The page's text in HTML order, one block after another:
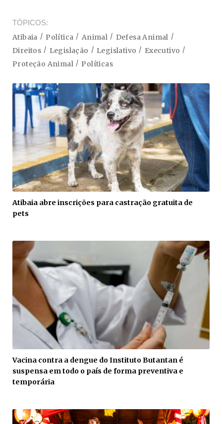
TÓPICOS
Atibaia Política Animal
Defesa Animal
Direitos
Legislação Legislativo
Executivo
Proteção Animal
Políticas
Atibaia abre inscrições para castração gratuita de
pets
Vacina contra a dengue do Instituto Butantan é
suspensa em todo o país de forma preventiva e
temporária